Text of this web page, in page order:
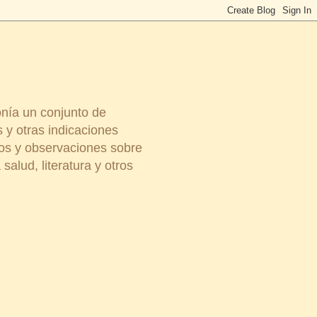
un conjunto de
y otras indicaciones
y observaciones sobre
literatura y otros